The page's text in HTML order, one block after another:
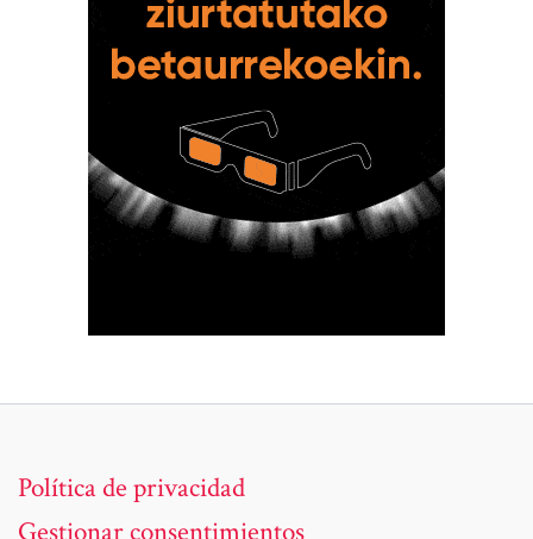
Política de privacidad
Gestionar consentimientos